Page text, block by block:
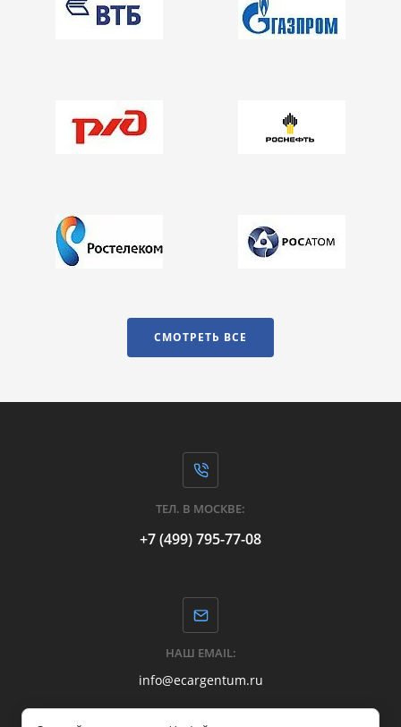
СМОТРЕТЬ ВСЕ
ТЕЛ. В МОСКВЕ:
+7 (499) 795-77-08
НАШ EMAIL:
info@ecargentum.ru